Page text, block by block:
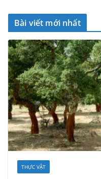
Bài viết mới nhất
THỰC VẬT